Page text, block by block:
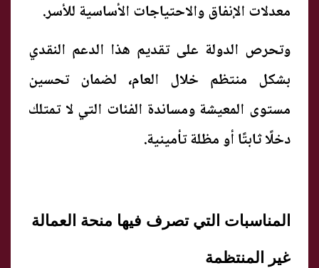
معدلات الإنفاق والاحتياجات الأساسية للأسر.
وتحرص الدولة على تقديم هذا الدعم النقدي
بشكل منتظم خلال العام، لضمان تحسين
مستوى المعيشة ومساندة الفئات التي لا تمتلك
دخلًا ثابتًا أو مظلة تأمينية.
المناسبات التي تصرف فيها منحة العمالة
غير المنتظمة